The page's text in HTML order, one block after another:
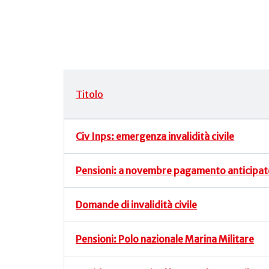
Titolo
Civ Inps: emergenza invalidità civile
Pensioni: a novembre pagamento
Domande di invalidità civile
Pensioni: Polo nazionale Marina Militare